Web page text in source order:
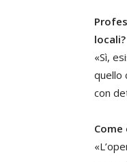
locali?
«Sì,
quello
con